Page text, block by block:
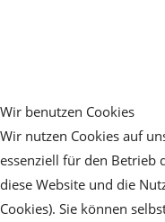
Wir benutzen Cookies
Wir nutzen Cookies auf
essenziell für den Betrieb
diese Website und die
Cookies). Sie können